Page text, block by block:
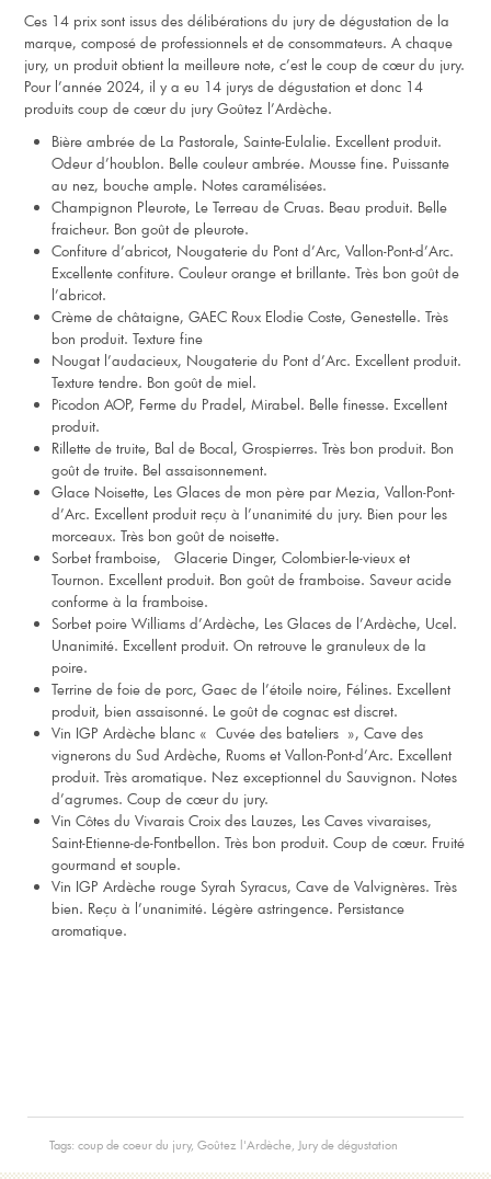
Ces 14 prix sont issus des délibérations du jury de dégustation de la
marque, composé de professionnels et de consommateurs. A chaque
jury, un produit obtient la meilleure note, c’est le coup de cœur du jury.
Pour l’année 2024, il y a eu 14 jurys de dégustation et donc 14
produits coup de cœur du jury Goûtez l’Ardèche.
Bière ambrée de La Pastorale, Sainte-Eulalie. Excellent produit.
Odeur d’houblon. Belle couleur ambrée. Mousse fine. Puissante
au nez, bouche ample. Notes caramélisées.
Champignon Pleurote, Le Terreau de Cruas. Beau produit. Belle
fraicheur. Bon goût de pleurote.
Confiture d’abricot, Nougaterie du Pont d’Arc, Vallon-Pont-d’Arc.
Excellente confiture. Couleur orange et brillante. Très bon goût de
l’abricot.
Crème de châtaigne, GAEC Roux Elodie Coste, Genestelle. Très
bon produit. Texture fine
Nougat l’audacieux, Nougaterie du Pont d’Arc. Excellent produit.
Texture tendre. Bon goût de miel.
Picodon AOP, Ferme du Pradel, Mirabel. Belle finesse. Excellent
produit.
Rillette de truite, Bal de Bocal, Grospierres. Très bon produit. Bon
goût de truite. Bel assaisonnement.
Glace Noisette, Les Glaces de mon père par Mezia, Vallon-Pont-
d’Arc. Excellent produit reçu à l’unanimité du jury. Bien pour les
morceaux. Très bon goût de noisette.
Sorbet framboise, Glacerie Dinger, Colombier-le-vieux et
Tournon. Excellent produit. Bon goût de framboise. Saveur acide
conforme à la framboise.
Sorbet poire Williams d’Ardèche, Les Glaces de l’Ardèche, Ucel.
Unanimité. Excellent produit. On retrouve le granuleux de la
poire.
Terrine de foie de porc, Gaec de l’étoile noire, Félines. Excellent
produit, bien assaisonné. Le goût de cognac est discret.
Vin IGP Ardèche blanc « Cuvée des bateliers », Cave des
vignerons du Sud Ardèche, Ruoms et Vallon-Pont-d’Arc. Excellent
produit. Très aromatique. Nez exceptionnel du Sauvignon. Notes
d’agrumes. Coup de cœur du jury.
Vin Côtes du Vivarais Croix des Lauzes, Les Caves vivaraises,
Saint-Etienne-de-Fontbellon. Très bon produit. Coup de cœur. Fruité
gourmand et souple.
Vin IGP Ardèche rouge Syrah Syracus, Cave de Valvignères. Très
bien. Reçu à l’unanimité. Légère astringence. Persistance
aromatique.
Tags: coup de coeur du jury, Goûtez l'Ardèche, Jury de dégustation